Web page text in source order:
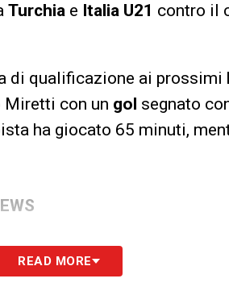
Turchia e Italia U21 contro il
di qualificazione ai prossimi
Miretti con un gol segnato
ha giocato 65 minuti,
READ MORE